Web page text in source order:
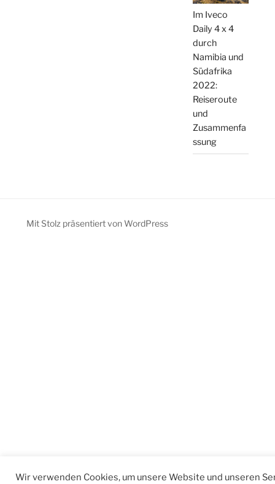
Im Iveco
Daily 4 x 4
durch
Namibia und
Südafrika
2022:
Reiseroute
und
Zusammenfa
ssung
Mit Stolz präsentiert von WordPress
Wir verwenden Cookies, um unsere Website und unseren